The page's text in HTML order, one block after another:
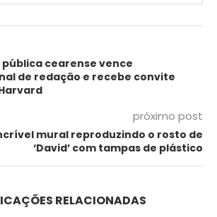
pública cearense vence
de redação e recebe convite
próximo post
mural reproduzindo o rosto de
‘David’ com tampas de plástico
RELACIONADAS